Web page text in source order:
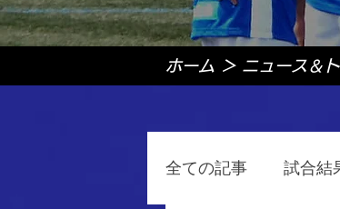
ホーム ＞ ニュース＆
全ての記事 試合結